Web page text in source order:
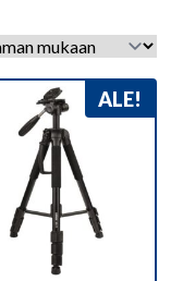
ALE!